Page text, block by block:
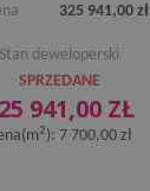
325 941,00 zł
Stan deweloperski
SPRZEDANE
941,00 ZŁ
2): 7 700,00 zł